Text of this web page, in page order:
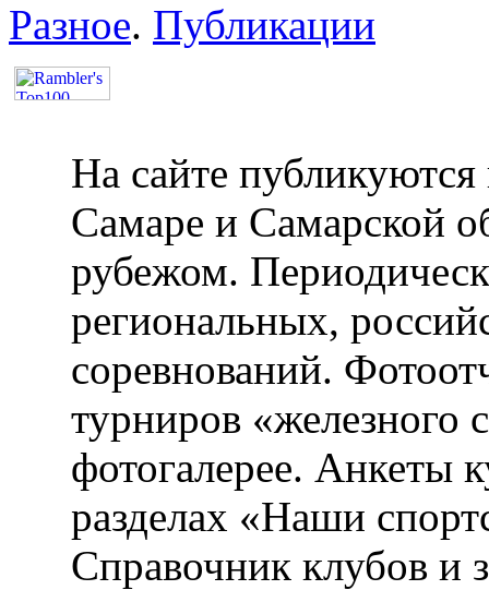
Разное. Публикации
На сайте публикуются
Самаре и Самарской
рубежом.
региональных,
соревнований.
турниров «железного
фотогалерее. Анкеты
разделах «Наши
Справочник клубов и